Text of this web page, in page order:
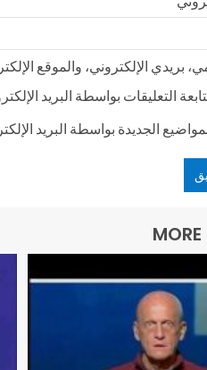
بريدي الإلكتروني، والموقع
التعليقات بواسطة البريد
الجديدة بواسطة البريد
MORE